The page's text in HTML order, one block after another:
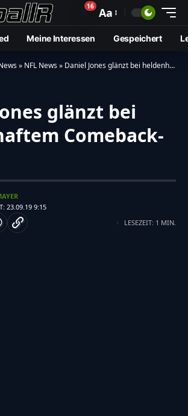
🔔16 Aa
Meine Interessen Gespeichert
» NFL News» Daniel Jones glänzt bei heldenhaftem Comeback-Sieg
glänzt bei
Comeback-
23.09.19 9:15
LESEZEIT: 1 MIN.